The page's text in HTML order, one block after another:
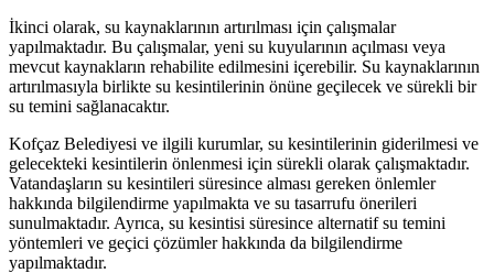
İkinci olarak, su kaynaklarının artırılması için çalışmalar
yapılmaktadır. Bu çalışmalar, yeni su kuyularının açılması veya
mevcut kaynakların rehabilite edilmesini içerebilir. Su kaynaklarının
artırılmasıyla birlikte su kesintilerinin önüne geçilecek ve sürekli bir
su temini sağlanacaktır.
Kofçaz Belediyesi ve ilgili kurumlar, su kesintilerinin giderilmesi ve
gelecekteki kesintilerin önlenmesi için sürekli olarak çalışmaktadır.
Vatandaşların su kesintileri süresince alması gereken önlemler
hakkında bilgilendirme yapılmakta ve su tasarrufu önerileri
sunulmaktadır. Ayrıca, su kesintisi süresince alternatif su temini
yöntemleri ve geçici çözümler hakkında da bilgilendirme
yapılmaktadır.